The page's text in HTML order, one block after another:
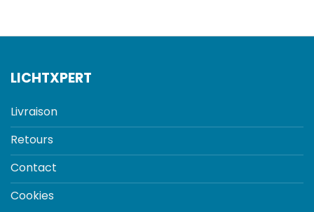
LICHTXPERT
Livraison
Retours
Contact
Cookies